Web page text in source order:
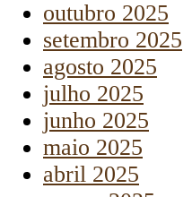
outubro 2025
setembro 2025
agosto 2025
julho 2025
junho 2025
maio 2025
abril 2025